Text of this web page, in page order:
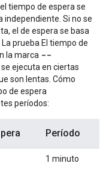
tiempo de espera se
Si no se
el de espera se basa
. La prueba El tiempo de
la marca --
se ejecuta en ciertas
son lentas. Cómo
de espera
períodos:
Período
1 minuto